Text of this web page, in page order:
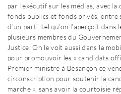
par l’exécutif sur les médias, avec
fonds publics et fonds privés, entre
d’un parti, tel qu’on l’aperçoit
plusieurs membres du
Justice. On le voit aussi dans la
pour promouvoir les « candidats
Premier ministre à Besançon ce
circonscription pour soutenir la
marche », sans avoir la courtoisie